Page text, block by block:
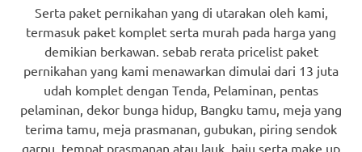
Serta paket pernikahan yang di utarakan oleh kami,
termasuk paket komplet serta murah pada harga yang
demikian berkawan. sebab rerata pricelist paket
pernikahan yang kami menawarkan dimulai dari 13 juta
udah komplet dengan Tenda, Pelaminan, pentas
pelaminan, dekor bunga hidup, Bangku tamu, meja yang
terima tamu, meja prasmanan, gubukan, piring sendok
garpu, tempat prasmanan atau lauk, baju serta make up